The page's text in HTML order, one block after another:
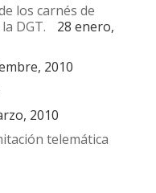
los carnés de
DGT.
28 enero,
2010
2010
telemática